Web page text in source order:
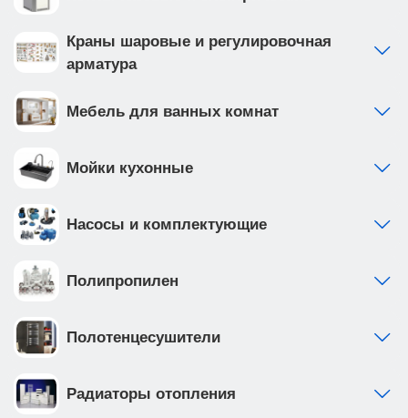
Краны шаровые и регулировочная
арматура
Мебель для ванных комнат
Мойки кухонные
Насосы и комплектующие
Полипропилен
Полотенцесушители
Радиаторы отопления